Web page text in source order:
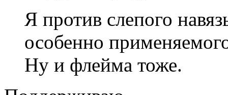
Я против слепого
особенно
Ну и флейма тоже.